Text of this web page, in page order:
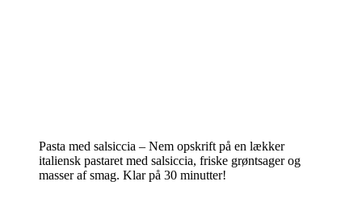
Pasta med salsiccia – Nem opskrift på en lækker
italiensk pastaret med salsiccia, friske grøntsager og
masser af smag. Klar på 30 minutter!